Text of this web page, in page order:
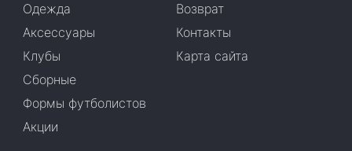
Одежда
Аксессуары
Клубы
Сборные
Формы футболистов
Акции
Возврат
Контакты
Карта сайта